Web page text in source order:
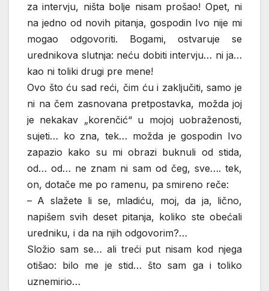
za intervju, ništa bolje nisam prošao! Opet, ni
na jedno od novih pitanja, gospodin Ivo nije mi
mogao odgovoriti. Bogami, ostvaruje se
urednikova slutnja: neću dobiti intervju… ni ja…
kao ni toliki drugi pre mene!
Ovo što ću sad reći, čim ću i zaključiti, samo je
ni na čem zasnovana pretpostavka, možda joj
je nekakav „korenčić“ u mojoj uobraženosti,
sujeti… ko zna, tek… možda je gospodin Ivo
zapazio kako su mi obrazi buknuli od stida,
od… od… ne znam ni sam od čeg, sve…. tek,
on, dotače me po ramenu, pa smireno reče:
– A slažete li se, mladiću, moj, da ja, lično,
napišem svih deset pitanja, koliko ste obećali
uredniku, i da na njih odgovorim?…
Složio sam se… ali treći put nisam kod njega
otišao: bilo me je stid… što sam ga i toliko
uznemirio…